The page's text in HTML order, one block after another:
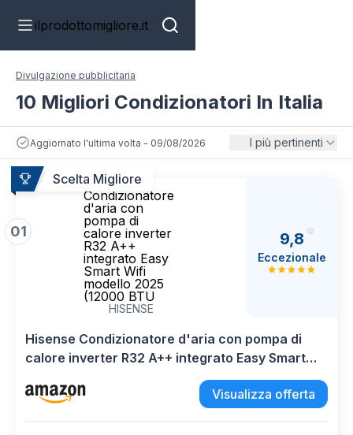
ilprodottomigliore.it
Divulgazione pubblicitaria
10 Migliori Condizionatori In Italia
Aggiornato l'ultima volta - 09/08/2026 I più pertinenti
Scelta Migliore
01
Hisense
Condizionatore
d'aria con
pompa di
calore inverter
R32 A++
integrato Easy
Smart Wifi
modello 2025
(12000 BTU
HISENSE
9,8
Eccezionale
Hisense Condizionatore d'aria con pompa di
calore inverter R32 A++ integrato Easy Smart
Wifi modello 2025 (12000 BTU
Visualizza offerta